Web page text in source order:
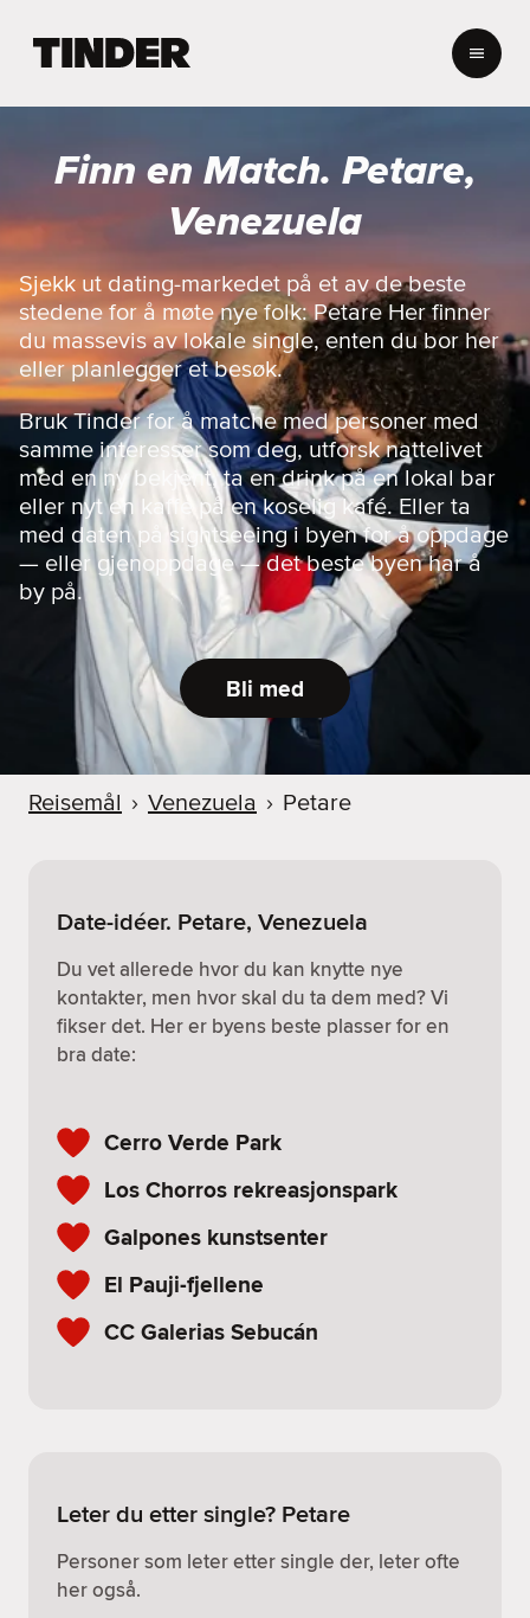
h
e
m
m
e
s
i
d
e
Finn en Match. Petare,
Venezuela
Sjekk ut dating-markedet på et av de beste
stedene for å møte nye folk: Petare Her finner
du massevis av lokale single, enten du bor her
eller planlegger et besøk.
Bruk Tinder for å matche med personer med
samme interesser som deg, utforsk nattelivet
med en ny bekjent, ta en drink på en lokal bar
eller nyt en kaffe på en koselig kafé. Eller ta
med daten på sightseeing i byen for å oppdage
— eller gjenoppdage — det beste byen har å
by på.
Bli med
Reisemål › Venezuela › Petare
Date-idéer. Petare, Venezuela
Du vet allerede hvor du kan knytte nye
kontakter, men hvor skal du ta dem med? Vi
fikser det. Her er byens beste plasser for en
bra date:
Cerro Verde Park
Los Chorros rekreasjonspark
Galpones kunstsenter
El Pauji-fjellene
CC Galerias Sebucán
Leter du etter single? Petare
Personer som leter etter single der, leter ofte
her også.